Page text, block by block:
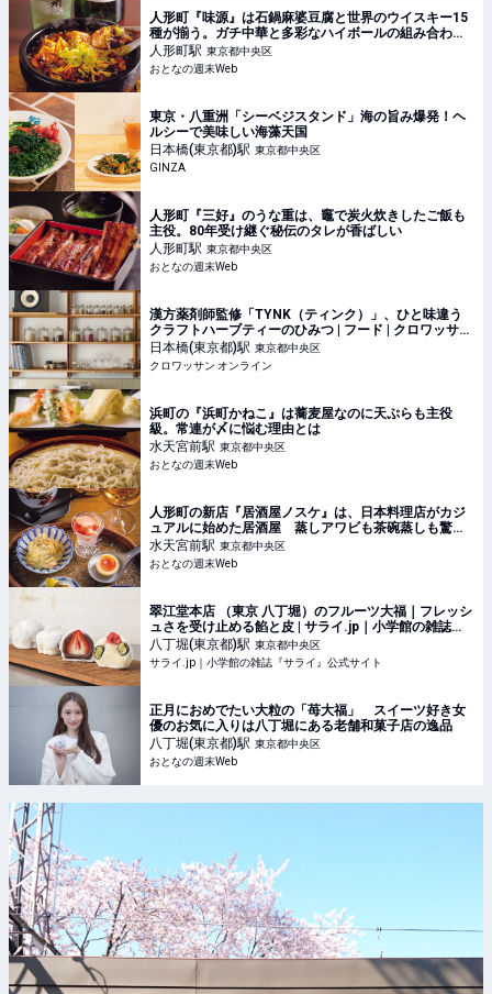
人形町『味源』は石鍋麻婆豆腐と世界のウイスキー15
種が揃う。ガチ中華と多彩なハイボールの組み合わせ
を楽しめる
人形町駅 東京都中央区
おとなの週末Web
東京・八重洲「シーベジスタンド」海の旨み爆発！ヘ
ルシーで美味しい海藻天国
日本橋(東京都)駅 東京都中央区
GINZA
人形町『三好』のうな重は、竈で炭火炊きしたご飯も
主役。80年受け継ぐ秘伝のタレが香ばしい
人形町駅 東京都中央区
おとなの週末Web
漢方薬剤師監修「TYNK（ティンク）」、ひと味違う
クラフトハーブティーのひみつ | フード | クロワッサン
オンライン
日本橋(東京都)駅 東京都中央区
クロワッサン オンライン
浜町の『浜町かねこ』は蕎麦屋なのに天ぷらも主役
級。常連が〆に悩む理由とは
水天宮前駅 東京都中央区
おとなの週末Web
人形町の新店『居酒屋ノスケ』は、日本料理店がカジ
ュアルに始めた居酒屋 蒸しアワビも茶碗蒸しも驚き
の価格で
水天宮前駅 東京都中央区
おとなの週末Web
翠江堂本店 （東京 八丁堀）のフルーツ大福｜フレッシ
ュさを受け止める餡と皮 | サライ.jp｜小学館の雑誌
『サライ』公式サイト
八丁堀(東京都)駅 東京都中央区
サライ.jp｜小学館の雑誌『サライ』公式サイト
正月におめでたい大粒の「苺大福」 スイーツ好き女
優のお気に入りは八丁堀にある老舗和菓子店の逸品
八丁堀(東京都)駅 東京都中央区
おとなの週末Web